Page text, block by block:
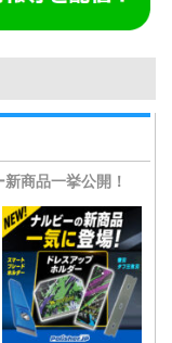
商品一挙公開！